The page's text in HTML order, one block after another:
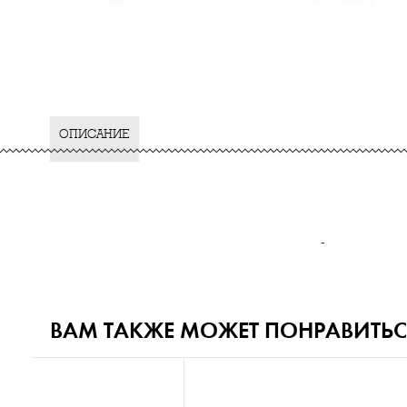
ОПИСАНИЕ
-
ВАМ ТАКЖЕ МОЖЕТ